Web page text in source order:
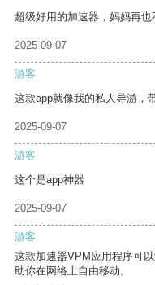
超级好用的加速器，妈妈再也
2025-09-07
游客
这款app就像我的私人导游，
2025-09-07
游客
这个是app神器
2025-09-07
游客
这款加速器VPM应用程序可
助你在网络上自由移动。